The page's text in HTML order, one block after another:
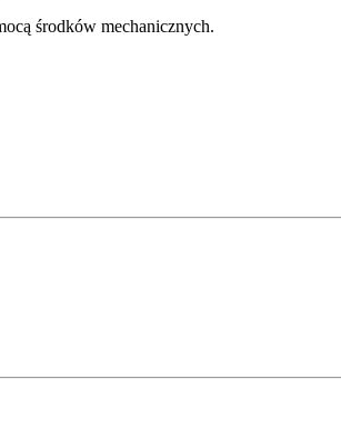
środków mechanicznych.